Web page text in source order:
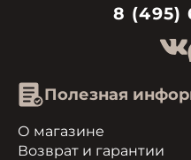
8 (495)
Полезная
О магазине
Возврат и гарантии